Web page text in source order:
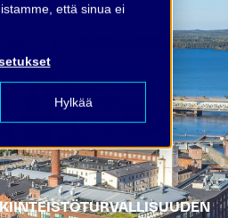
että sinua ei
Hylkää